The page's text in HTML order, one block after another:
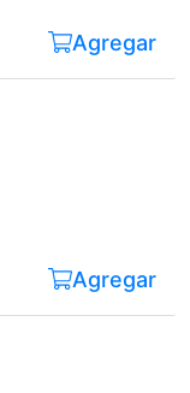
Agregar
Agregar